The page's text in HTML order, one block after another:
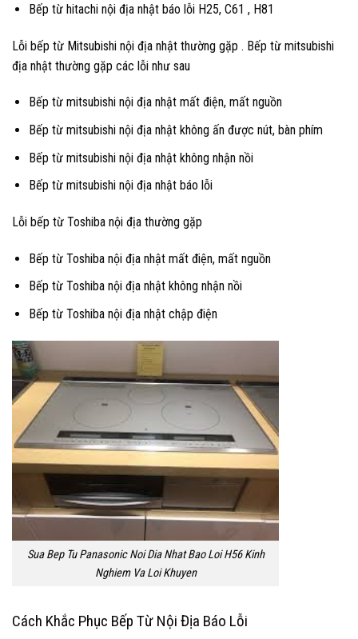
Bếp từ hitachi nội địa nhật báo lỗi H25, C61 , H81
Lỗi bếp từ Mitsubishi nội địa nhật thường gặp . Bếp từ mitsubishi
địa nhật thường gặp các lỗi như sau
Bếp từ mitsubishi nội địa nhật mất điện, mất nguồn
Bếp từ mitsubishi nội địa nhật không ấn được nút, bàn phím
Bếp từ mitsubishi nội địa nhật không nhận nồi
Bếp từ mitsubishi nội địa nhật báo lỗi
Lỗi bếp từ Toshiba nội địa thường gặp
Bếp từ Toshiba nội địa nhật mất điện, mất nguồn
Bếp từ Toshiba nội địa nhật không nhận nồi
Bếp từ Toshiba nội địa nhật chập điện
Sua Bep Tu Panasonic Noi Dia Nhat Bao Loi H56 Kinh
Nghiem Va Loi Khuyen
Cách Khắc Phục Bếp Từ Nội Địa Báo Lỗi